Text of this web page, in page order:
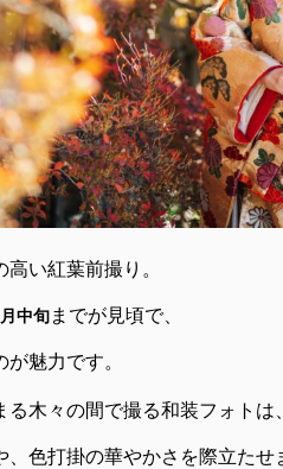
い紅葉前撮り。
中旬までが見頃で、
魅力です。
る木々の間で撮る和装フォトは
、色打掛の華やかさを際立たせ